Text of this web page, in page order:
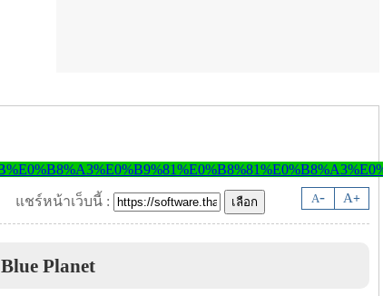
A- A+
แชร์หน้าเว็บนี้ :
Blue Planet